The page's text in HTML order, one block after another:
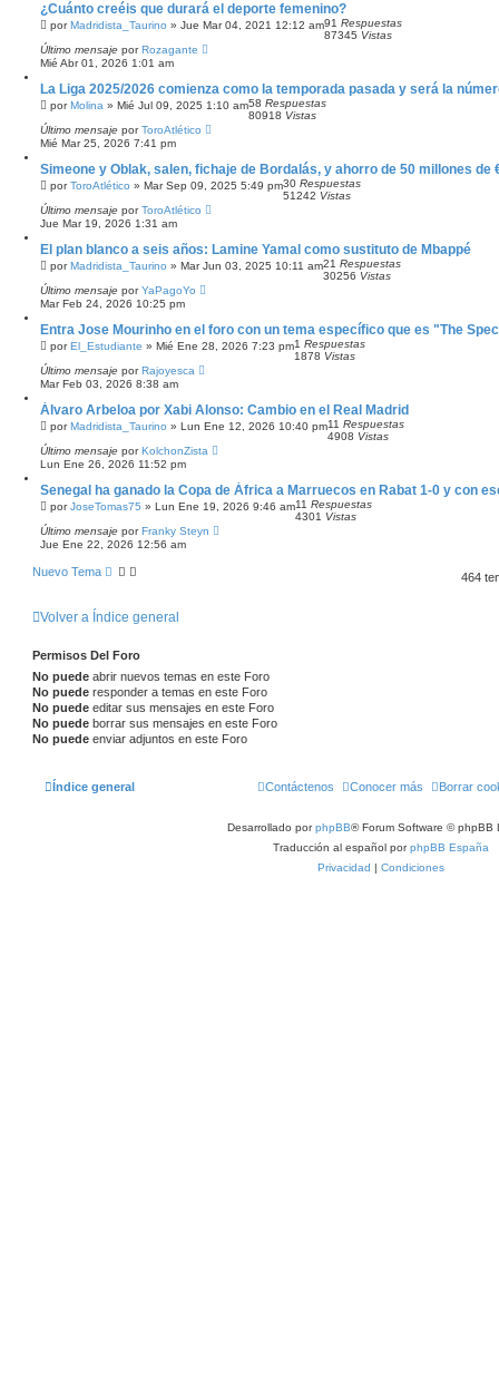
¿Cuánto creéis que durará el deporte femenino?
porMadridista_Taurino » Jue Mar 04, 2021 12:12 am91 Respuestas
87345 Vistas
Último mensaje porRozagante
Mié Abr 01, 2026 1:01 am
La Liga 2025/2026 comienza como la temporada pasada y será la
porMolina » Mié Jul 09, 2025 1:10 am58 Respuestas
80918 Vistas
Último mensaje porToroAtlético
Mié Mar 25, 2026 7:41 pm
Simeone y Oblak, salen, fichaje de Bordalás, y ahorro de 50 millones de
porToroAtlético » Mar Sep 09, 2025 5:49 pm30 Respuestas
51242 Vistas
Último mensaje porToroAtlético
Jue Mar 19, 2026 1:31 am
El plan blanco a seis años: Lamine Yamal como sustituto de Mbappé
porMadridista_Taurino » Mar Jun 03, 2025 10:11 am21 Respuestas
30256 Vistas
Último mensaje porYaPagoYo
Mar Feb 24, 2026 10:25 pm
Entra Jose Mourinho en el foro con un tema específico que es "The
porEl_Estudiante » Mié Ene 28, 2026 7:23 pm1 Respuestas
1878 Vistas
Último mensaje porRajoyesca
Mar Feb 03, 2026 8:38 am
Álvaro Arbeloa por Xabi Alonso: Cambio en el Real Madrid
porMadridista_Taurino » Lun Ene 12, 2026 10:40 pm11 Respuestas
4908 Vistas
Último mensaje porKolchonZista
Lun Ene 26, 2026 11:52 pm
Senegal ha ganado la Copa de África a Marruecos en Rabat 1-0 y con
porJoseTomas75 » Lun Ene 19, 2026 9:46 am11 Respuestas
4301 Vistas
Último mensaje porFranky Steyn
Jue Ene 22, 2026 12:56 am
Nuevo Tema 464
Volver a Índice general
Permisos Del Foro
No puede abrir nuevos temas en este Foro
No puede responder a temas en este Foro
No puede editar sus mensajes en este Foro
No puede borrar sus mensajes en este Foro
No puede enviar adjuntos en este Foro
Índice general Borrar
Conocer más
Contáctenos
Desarrollado porphpBB® Forum Software © phpBB
Traducción al español porphpBB España
Privacidad | Condiciones